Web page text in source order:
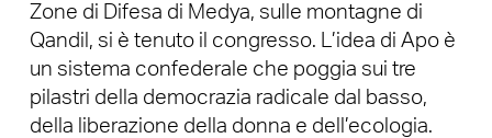
Zone di Difesa di Medya, sulle montagne di
Qandil, si è tenuto il congresso. L’idea di Apo è
un sistema confederale che poggia sui tre
pilastri della democrazia radicale dal basso,
della liberazione della donna e dell’ecologia.